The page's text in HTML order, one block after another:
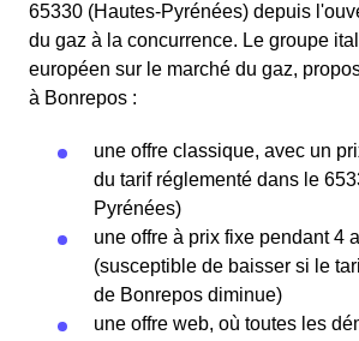
65330 (Hautes-Pyrénées) depuis
du gaz à la concurrence. Le groupe
européen sur le marché du gaz,
à Bonrepos :
une offre classique, avec un
du tarif réglementé dans le
Pyrénées)
une offre à prix fixe pendant 4
(susceptible de baisser si le
de Bonrepos diminue)
une offre web, où toutes les